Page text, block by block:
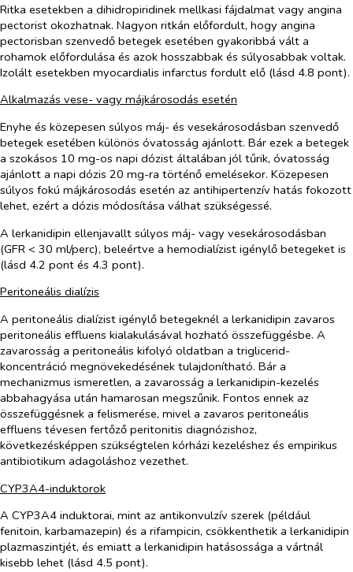
Ritka esetekben a dihidropiridinek mellkasi fájdalmat vagy angina
pectorist okozhatnak. Nagyon ritkán előfordult, hogy angina
pectorisban szenvedő betegek esetében gyakoribbá vált a
rohamok előfordulása és azok hosszabbak és súlyosabbak voltak.
Izolált esetekben myocardialis infarctus fordult elő (lásd 4.8 pont).
Alkalmazás vese- vagy májkárosodás esetén
Enyhe és közepesen súlyos máj- és vesekárosodásban szenvedő
betegek esetében különös óvatosság ajánlott. Bár ezek a betegek
a szokásos 10 mg-os napi dózist általában jól tűrik, óvatosság
ajánlott a napi dózis 20 mg-ra történő emelésekor. Közepesen
súlyos fokú májkárosodás esetén az antihipertenzív hatás fokozott
lehet, ezért a dózis módosítása válhat szükségessé.
A lerkanidipin ellenjavallt súlyos máj- vagy vesekárosodásban
(GFR < 30 ml/perc), beleértve a hemodialízist igénylő betegeket is
(lásd 4.2 pont és 4.3 pont).
Peritoneális dialízis
A peritoneális dialízist igénylő betegeknél a lerkanidipin zavaros
peritoneális effluens kialakulásával hozható összefüggésbe. A
zavarosság a peritoneális kifolyó oldatban a triglicerid-
koncentráció megnövekedésének tulajdonítható. Bár a
mechanizmus ismeretlen, a zavarosság a lerkanidipin-kezelés
abbahagyása után hamarosan megszűnik. Fontos ennek az
összefüggésnek a felismerése, mivel a zavaros peritoneális
effluens tévesen fertőző peritonitis diagnózishoz,
következésképpen szükségtelen kórházi kezeléshez és empirikus
antibiotikum adagoláshoz vezethet.
CYP3A4-induktorok
A CYP3A4 induktorai, mint az antikonvulzív szerek (például
fenitoin, karbamazepin) és a rifampicin, csökkenthetik a lerkanidipin
plazmaszintjét, és emiatt a lerkanidipin hatásossága a vártnál
kisebb lehet (lásd 4.5 pont).